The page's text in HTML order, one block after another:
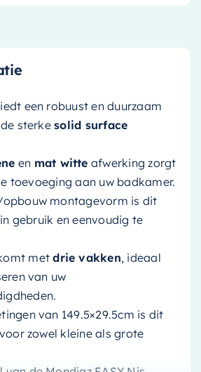
een robuust en duurzaam
sterkesolid surface
en mat witte afwerking zorgt
toevoeging aan uw badkamer.
opbouw montagevorm is dit
gebruik en eenvoudig te
metdrie vakken, ideaal
van uw
van 149.5×29.5cm is dit
zowel kleine als grote